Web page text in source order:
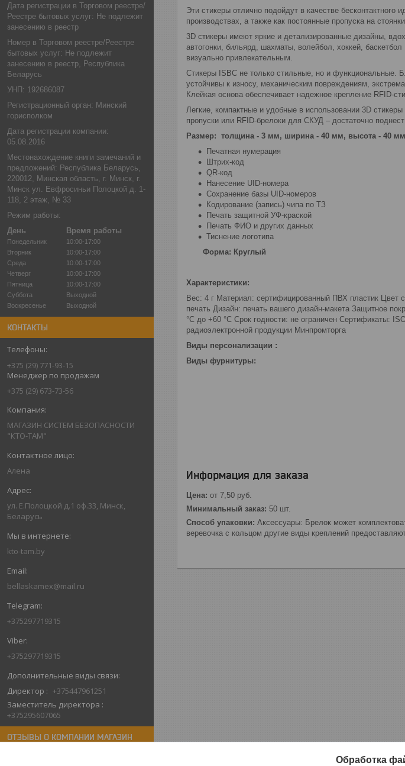
Дата регистрации в Торговом реестре/
Реестре бытовых услуг: Не подлежит
занесению в реестр
Номер в Торговом реестре/Реестре
бытовых услуг: Не подлежит
занесению в реестр, Республика
Беларусь
УНП: 192686087
Регистрационный орган: Минский
горисполком
Дата регистрации компании:
05.08.2016
Местонахождение книги замечаний и
предложений: Республика Беларусь,
220012, Минская область, г. Минск, г.
Минск ул. Евфросиньи Полоцкой д. 1-
118, 2 этаж, № 33
Режим работы:
День
Время работы
Понедельник
10:00-17:00
Вторник
10:00-17:00
Среда
10:00-17:00
Четверг
10:00-17:00
Пятница
10:00-17:00
Суббота
Выходной
Воскресенье
Выходной
КОНТАКТЫ
+375 (29) 771-93-15
Менеджер по продажам
+375 (29) 673-73-56
МАГАЗИН СИСТЕМ БЕЗОПАСНОСТИ
"КТО-ТАМ"
Алена
ул. Е.Полоцкой д.1 оф.33, Минск,
Беларусь
kto-tam.by
bellaskamex@mail.ru
+375297719315
+375297719315
Директор
+375447961251
Заместитель директора
+375295607065
ОТЗЫВЫ О КОМПАНИИ МАГАЗИН
Эти стикеры отлично подойдут в качестве
производствах, а также как постоянные пропуска на
3D стикеры имеют яркие и детализированные дизайны,
автогонки, бильярд, шахматы, волейбол, хоккей,
визуально привлекательным.
Стикеры ISBC не только стильные, но и функциональные.
устойчивы к износу, механическим повреждениям,
Клейкая основа обеспечивает надежное крепление RFID-
Легкие, компактные и удобные в использовании 3D
пропуски или RFID-брелоки для СКУД – достаточно
Размер: толщина - 3 мм, ширина - 40 мм, высота - 40 мм
Печатная нумерация
Штрих-код
QR-код
Нанесение UID-номера
Сохранение базы UID-номеров
Кодирование (запись) чипа по ТЗ
Печать защитной УФ-краской
Печать ФИО и других данных
Тиснение логотипа
Форма: Круглый
Характеристики:
Вес: 4 г Материал: сертифицированный ПВХ пластик Цвет
печать Дизайн: печать вашего дизайн-макета Защитное
°C до +60 °C Срок годности: не ограничен Сертификаты:
радиоэлектронной продукции Минпромторга
Виды персонализации :
Виды фурнитуры:
Информация для заказа
Цена: от 7,50 руб.
Минимальный заказ: 50 шт.
Способ упаковки: Аксессуары: Брелок может
веревочка с кольцом другие виды креплений
Обработка